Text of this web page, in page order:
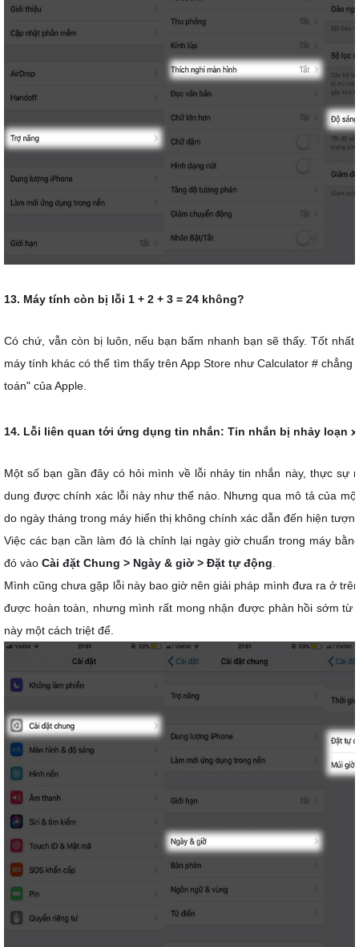
13. Máy tính còn bị lỗi 1 + 2 + 3 = 24 không?
Có chứ, vẫn còn bị luôn, nếu bạn bấm nhanh bạn sẽ thấy. Tốt
máy tính khác có thể tìm thấy trên App Store như Calculator # chẳng
toán" của Apple.
14. Lỗi liên quan tới ứng dụng tin nhắn: Tin nhắn bị nhảy loạn
Một số bạn gần đây có hỏi mình về lỗi nhảy tin nhắn này, thực sự
dung được chính xác lỗi này như thế nào. Nhưng qua mô tả của
do ngày tháng trong máy hiển thị không chính xác dẫn đến hiện
Việc các bạn cần làm đó là chỉnh lại ngày giờ chuẩn trong máy
đó vào Cài đặt Chung > Ngày & giờ > Đặt tự động
Mình cũng chưa gặp lỗi này bao giờ nên giải pháp mình đưa ra ở
được hoàn toàn, nhưng mình rất mong nhận được phản hồi sớm từ
này một cách triệt để.